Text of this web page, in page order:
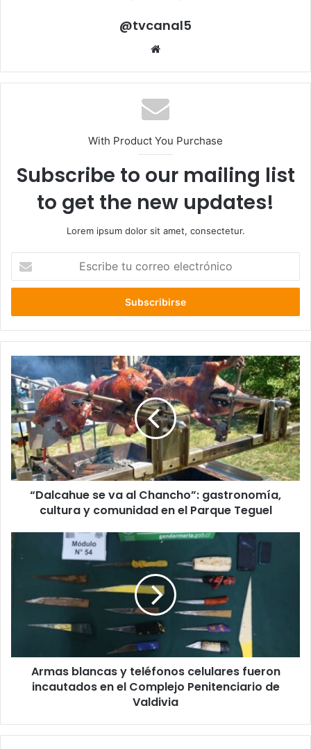
@tvcanal5
With Product You Purchase
Subscribe to our mailing list
to get the new updates!
Lorem ipsum dolor sit amet, consectetur.
correo
“Dalcahue
se
va
al
Chancho”:
gastronomía,
cultura
y
comunidad
Teguel
“Dalcahue se va al Chancho”: gastronomía,
cultura y comunidad en el Parque Teguel
Armas
teléfonos
celulares
incautados
el
Complejo
Penitenciario
Armas blancas y teléfonos celulares fueron
incautados en el Complejo Penitenciario de
Valdivia